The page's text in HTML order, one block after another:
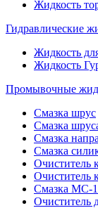
Жидкость
Гидравлические
Жидкость
Жидкость
Промывочные
Смазка шрус
Смазка
Смазка
Смазка
Очиститель
Очиститель
Смазка МС-
Очиститель